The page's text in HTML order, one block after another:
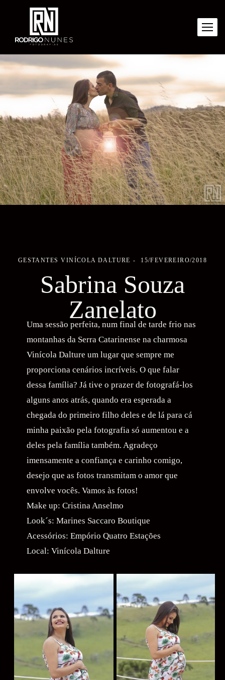
GESTANTES VINÍCOLA DALTURE 15/FEVEREIRO/2018
Sabrina Souza
Zanelato
Uma sessão perfeita, num final de tarde frio nas
montanhas da Serra Catarinense na charmosa
Vinícola Dalture um lugar que sempre me
proporciona cenários incríveis. O que falar
dessa família? Já tive o prazer de fotografá-los
alguns anos atrás, quando era esperada a
chegada do primeiro filho deles e de lá para cá
minha paixão pela fotografia só aumentou e a
deles pela família também. Agradeço
imensamente a confiança e carinho comigo,
desejo que as fotos transmitam o amor que
envolve vocês. Vamos às fotos!
Make up: Cristina Anselmo
Look´s: Marines Saccaro Boutique
Acessórios: Empório Quatro Estações
Local: Vinícola Dalture